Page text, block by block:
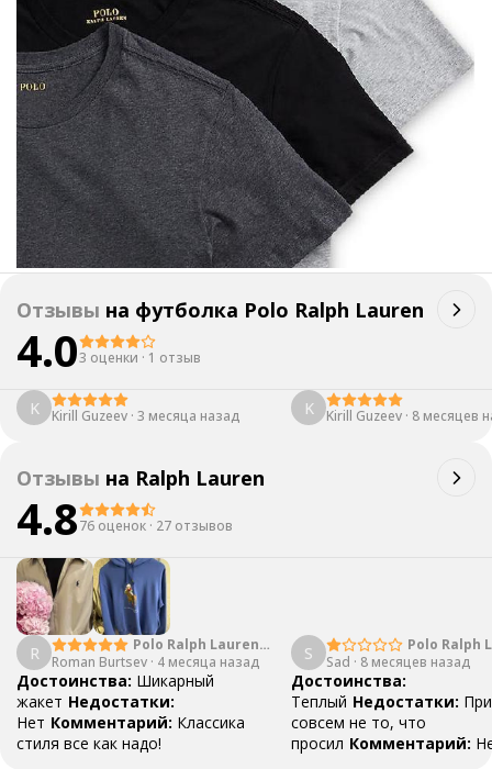
Отзывы на футболка Polo Ralph Lauren
4.03 оценки · 1 отзыв
K Kirill Guzeev · 3 месяца назад K Kirill Guzeev · 8 месяцев
Отзывы на Ralph Lauren
4.876 оценок · 27 отзывов
R
Polo Ralph Lauren
Logo
Roman Burtsev · 4 месяца назад
Достоинства: Шикарный
жакет Недостатки:
Нет Комментарий: Классика
стиля все как надо!
S
Polo Ralph
Sad · 8 месяцев назад
Достоинства:
Теплый Недостатки:
совсем не то, что
просил Комментарий: